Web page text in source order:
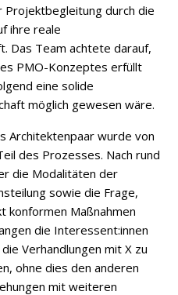
Projektbegleitung durch die
ihre reale
Das Team achtete darauf,
PMO-Konzeptes erfüllt
eine solide
möglich gewesen wäre.
Architektenpaar wurde von
des Prozesses. Nach rund
die Modalitäten der
sowie die Frage,
konformen Maßnahmen
die Interessent:innen
Verhandlungen mit X zu
ohne dies den anderen
mit weiteren